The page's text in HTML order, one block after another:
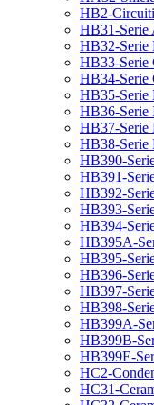
HB2-
HB31-Serie
HB32-Serie
HB33-Serie
HB34-Serie
HB35-Serie
HB36-Serie
HB37-Serie
HB38-Serie
HB390-
HB391-
HB392-
HB393-
HB394-
HB395A-
HB395-
HB396-
HB397-
HB398-
HB399A-
HB399B-
HB399E-
HC2-
HC31-